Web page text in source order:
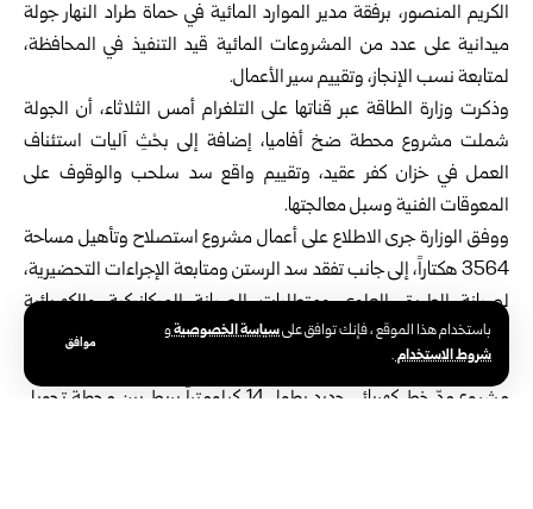
باستخدام هذا الموقع ، فإنك توافق علىسياسة الخصوصيةو
شروط الاستخدام.
موافق
الكريم المنصور، برفقة مدير ‏الموارد المائية في حماة طراد النهار جولة
ميدانية على ‏عدد من المشروعات المائية قيد التنفيذ في المحافظة،
‏لمتابعة نسب الإنجاز، وتقييم سير الأعمال‎.‎
وذكرت وزارة الطاقة عبر قناتها على التلغرام أمس ‏الثلاثاء، أن الجولة
شملت مشروع محطة ضخ أفاميا، ‏إضافة إلى بحْثِ آليات استئناف
العمل في خزان كفر ‏عقيد، وتقييم واقع سد سلحب والوقوف على
المعوقات ‏الفنية وسبل معالجتها‎.‎
ووفق الوزارة جرى الاطلاع على أعمال مشروع ‏استصلاح وتأهيل مساحة
3564 هكتاراً، إلى جانب تفقد ‏سد الرستن ومتابعة الإجراءات التحضيرية،
لصيانة ‏الطريق العلوي ومتطلبات الصيانة الميكانيكية ‏والكهربائية
لضمان استمرارية تشغيله بكفاءة‎.‎
وكانت وزارة الطاقة أعلنت في الـ14 من الشهر الحالي ‏عن بدء تنفيذ
مشروع مدّ خط كهربائي جديد بطول 14 ‌‏كيلومتراً يربط بين محطة تحويل